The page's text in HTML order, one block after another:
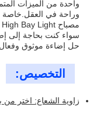
وراحة في العقل.خاصة
مصباح Goldenlux E-Series LED High Bay Light هو أيضا معتمد CE و ROHS ، مما يدل على امتثاله للمعايير الأوروبية الصارمة للسلامة والجودة.
حل إضاءة موثوق
التخصيص:
زاوية الشعاع: اختر من بين خيارات 60 درجة